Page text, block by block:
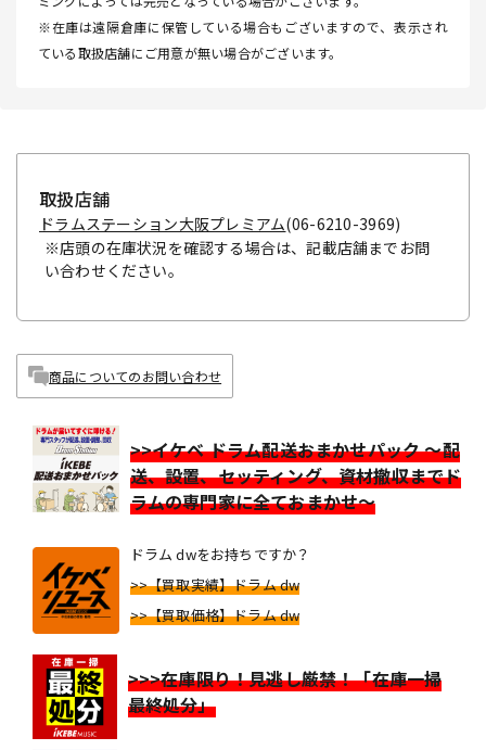
※在庫は遠隔倉庫に保管している場合もございますので、表示され
ている取扱店舗にご用意が無い場合がございます。
取扱店舗
ドラムステーション大阪プレミアム(06-6210-3969)
※店頭の在庫状況を確認する場合は、記載店舗までお問
い合わせください。
商品についてのお問い合わせ
>>イケベ ドラム配送おまかせパック ～配
送、設置、セッティング、資材撤収までド
ラムの専門家に全ておまかせ～
ドラム dwをお持ちですか？
>>【買取実績】ドラム dw
>>【買取価格】ドラム dw
>>>在庫限り！見逃し厳禁！「在庫一掃
最終処分」